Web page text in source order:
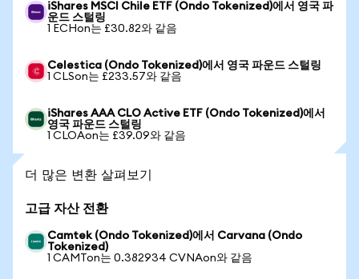
iShares MSCI Chile ETF (Ondo Tokenized)에서 영국 파
운드 스털링
1 ECHon는 £30.82와 같음
Celestica (Ondo Tokenized)에서 영국 파운드 스털링
1 CLSon는 £233.57와 같음
iShares AAA CLO Active ETF (Ondo Tokenized)에서
영국 파운드 스털링
1 CLOAon는 £39.09와 같음
더 많은 변환 살펴보기
고급 자산 전환
Camtek (Ondo Tokenized)에서 Carvana (Ondo
Tokenized)
1 CAMTon는 0.382934 CVNAon와 같음